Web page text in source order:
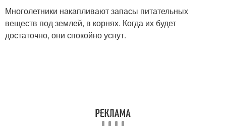
Многолетники накапливают запасы питательных
веществ под землей, в корнях. Когда их будет
достаточно, они спокойно уснут.